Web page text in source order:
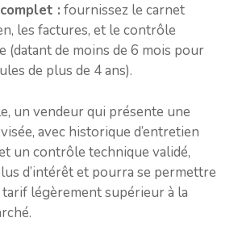
: fournissez le carnet
les factures, et le contrôle
(datant de moins de 6 mois pour
de plus de 4 ans).
un vendeur qui présente une
avec historique d’entretien
un contrôle technique validé,
d’intérêt et pourra se permettre
légèrement supérieur à la